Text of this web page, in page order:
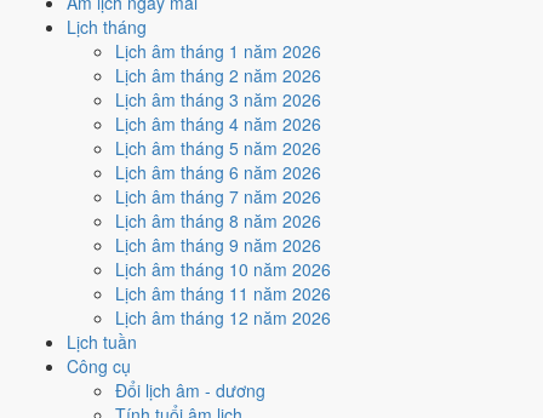
Lịch tháng
Lịch âm tháng 1 năm 2026
Lịch âm tháng 2 năm 2026
Lịch âm tháng 3 năm 2026
Lịch âm tháng 4 năm 2026
Lịch âm tháng 5 năm 2026
Lịch âm tháng 6 năm 2026
Lịch âm tháng 7 năm 2026
Lịch âm tháng 8 năm 2026
Lịch âm tháng 9 năm 2026
Lịch âm tháng 10 năm 2026
Lịch âm tháng 11 năm 2026
Lịch âm tháng 12 năm 2026
Lịch tuần
Công cụ
Đổi lịch âm - dương
Trực Thành, Sao Bích và Ngày Hoàng Đạo
Cách tính ngày tốt
Nhập trạch - vào nhà mới
/10Rất tốt
Nhập trạch - vào nhà mới hôm nay ở
Trực Thành, Sao Bích và Ngày Hoàng Đạo
Cách tính ngày tốt
Mua xe - tậu xe
/10Rất tốt
Mua xe - tậu xe hôm nay ởmức rất tốt (10/10)
Thành, Sao Bích và Ngày Hoàng Đạo
Cách tính ngày tốt
✈️
Xuất hành - đi xa
10/10Rất tốt
Xuất hành - đi xa hôm nay ở